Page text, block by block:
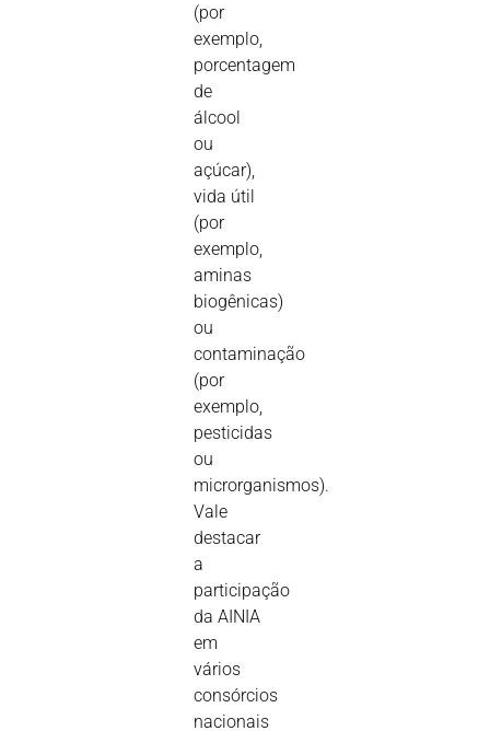
(por
exemplo,
porcentagem
de
álcool
ou
açúcar),
vida útil
(por
exemplo,
aminas
biogênicas)
ou
contaminação
(por
exemplo,
pesticidas
ou
microrganismos).
Vale
destacar
a
participação
da AINIA
em
vários
consórcios
nacionais